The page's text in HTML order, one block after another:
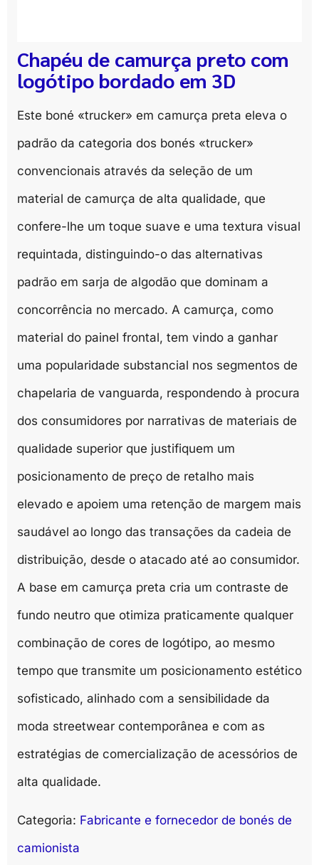
Chapéu de camurça preto com
logótipo bordado em 3D
Este boné «trucker» em camurça preta eleva o
padrão da categoria dos bonés «trucker»
convencionais através da seleção de um
material de camurça de alta qualidade, que
confere-lhe um toque suave e uma textura visual
requintada, distinguindo-o das alternativas
padrão em sarja de algodão que dominam a
concorrência no mercado. A camurça, como
material do painel frontal, tem vindo a ganhar
uma popularidade substancial nos segmentos de
chapelaria de vanguarda, respondendo à procura
dos consumidores por narrativas de materiais de
qualidade superior que justifiquem um
posicionamento de preço de retalho mais
elevado e apoiem uma retenção de margem mais
saudável ao longo das transações da cadeia de
distribuição, desde o atacado até ao consumidor.
A base em camurça preta cria um contraste de
fundo neutro que otimiza praticamente qualquer
combinação de cores de logótipo, ao mesmo
tempo que transmite um posicionamento estético
sofisticado, alinhado com a sensibilidade da
moda streetwear contemporânea e com as
estratégias de comercialização de acessórios de
alta qualidade.
Categoria: Fabricante e fornecedor de bonés de
camionista